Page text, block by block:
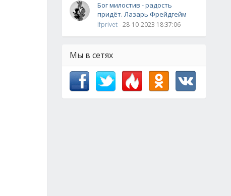
Бог милостив - радость
придёт. Лазарь Фрейдгейм
lfprivet- 28-10-2023 18:37:06
Мы в сетях